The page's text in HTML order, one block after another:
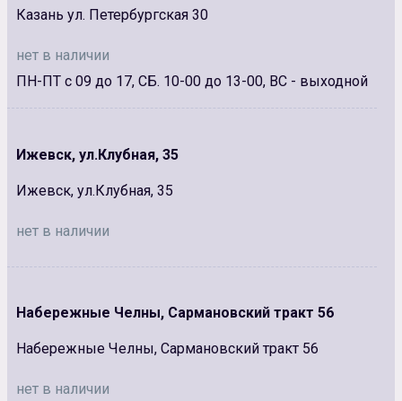
Казань ул. Петербургская 30
нет в наличии
ПН-ПТ с 09 до 17, СБ. 10-00 до 13-00, ВС - выходной
Ижевск, ул.Клубная, 35
Ижевск, ул.Клубная, 35
нет в наличии
Набережные Челны, Сармановский тракт 56
Набережные Челны, Сармановский тракт 56
нет в наличии